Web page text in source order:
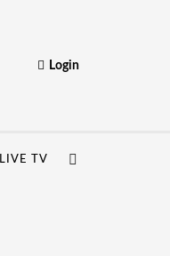
Login
LIVE TV